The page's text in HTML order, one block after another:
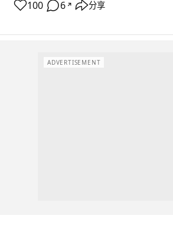
100 6 ↗ 分享
ADVERTISEMENT